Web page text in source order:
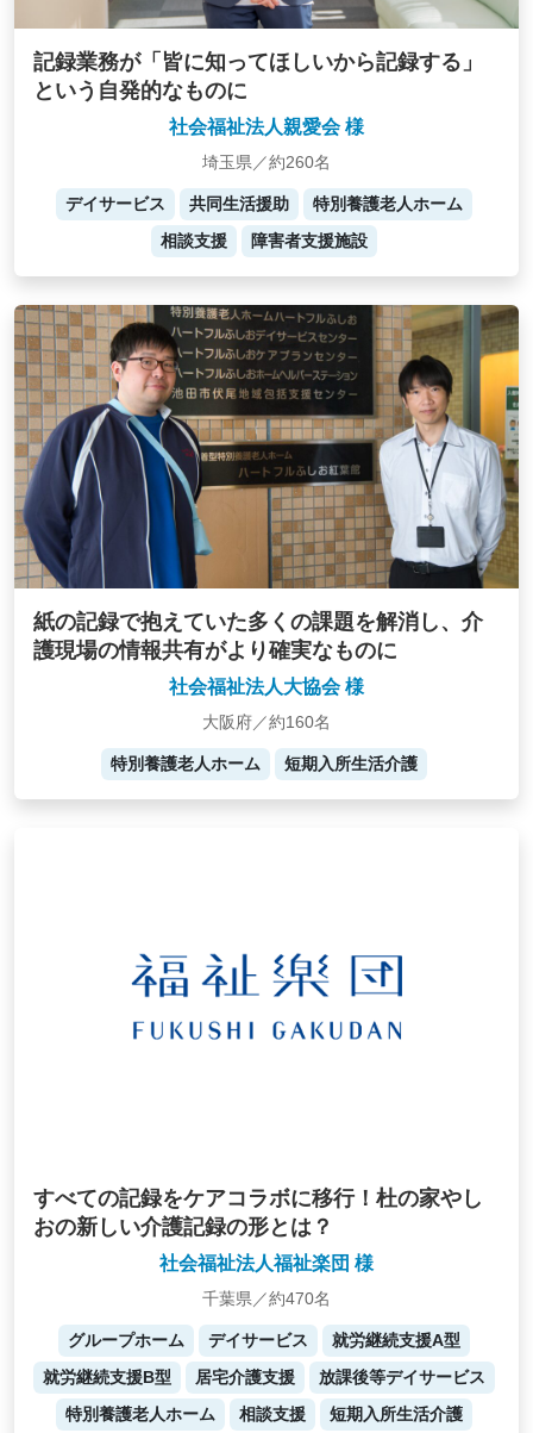
記録業務が「皆に知ってほしいから記録する」
という自発的なものに
社会福祉法人親愛会 様
埼玉県／約260名
デイサービス 共同生活援助
特別養護老人ホーム
相談支援
障害者支援施設
紙の記録で抱えていた多くの課題を解消し、介
護現場の情報共有がより確実なものに
社会福祉法人大協会 様
大阪府／約160名
特別養護老人ホーム 短期入所生活介護
すべての記録をケアコラボに移行！杜の家やし
おの新しい介護記録の形とは？
社会福祉法人福祉楽団 様
千葉県／約470名
グループホーム デイサービス
就労継続支援A型
就労継続支援B型
居宅介護支援
放課後等デイサービス
特別養護老人ホーム
相談支援 短期入所生活介護